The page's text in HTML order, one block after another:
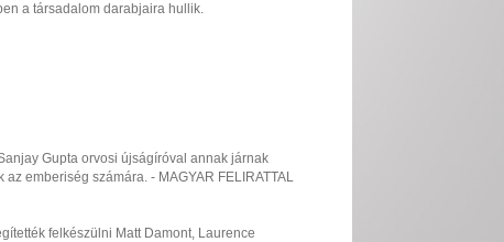
a társadalom darabjaira hullik.
Gupta orvosi újságíróval annak járnak
emberiség számára. - MAGYAR FELIRATTAL
felkészülni Matt Damont, Laurence